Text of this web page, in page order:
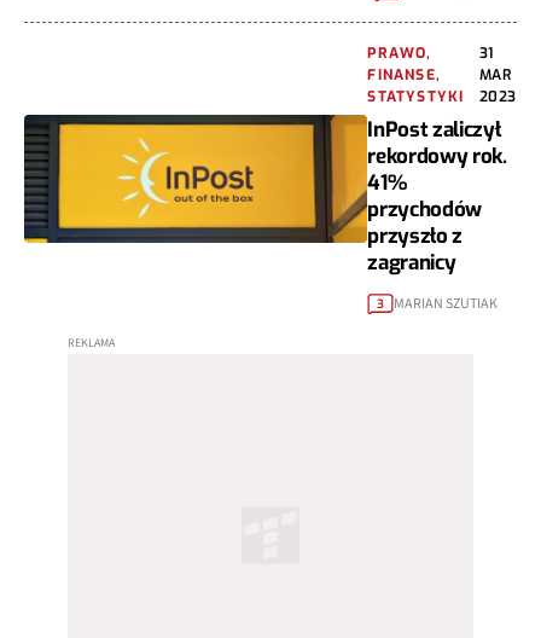
PRAWO,
FINANSE,
STATYSTYKI
31
MAR
2023
InPost zaliczył
rekordowy rok.
41%
przychodów
przyszło z
zagranicy
3 MARIAN SZUTIAK